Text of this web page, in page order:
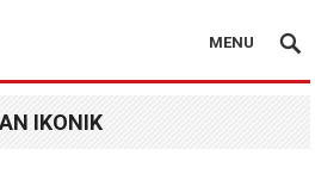
MENU
IKONIK